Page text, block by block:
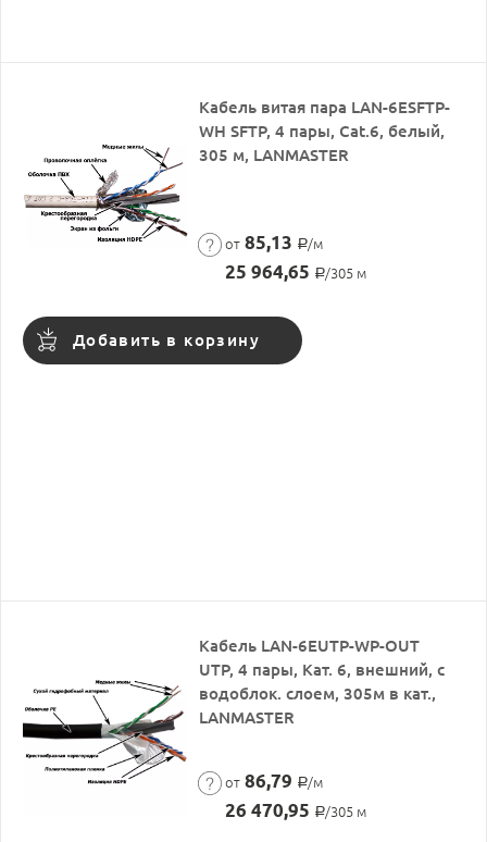
Кабель витая пара LAN-6ESFTP-
WH SFTP, 4 пары, Cat.6, белый,
305 м, LANMASTER
от 85,13 Р/м
25 964,65 Р/305 м
Добавить в корзину
Кабель LAN-6EUTP-WP-OUT
UTP, 4 пары, Кат. 6, внешний, с
водоблок. слоем, 305м в кат.,
LANMASTER
от 86,79 Р/м
26 470,95 Р/305 м